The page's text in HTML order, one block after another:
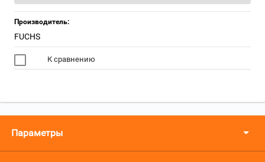
Производитель:
FUCHS
К сравнению
Параметры